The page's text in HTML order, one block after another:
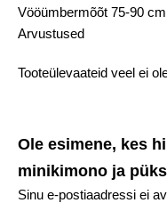
Vööümbermõõt 75-90 cm
Arvustused
Tooteülevaateid veel ei
Ole esimene, kes
minikimono ja
Sinu e-postiaadressi ei